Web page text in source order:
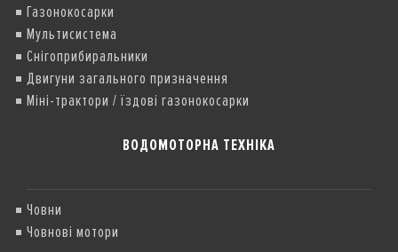
Газонокосарки
Мультисистема
Снігоприбиральники
Двигуни загального призначення
Міні-трактори / їздові газонокосарки
ВОДОМОТОРНА ТЕХНІКА
Човни
Човнові мотори